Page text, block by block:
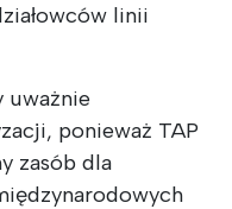
linii
uważnie
ponieważ TAP
zasób dla